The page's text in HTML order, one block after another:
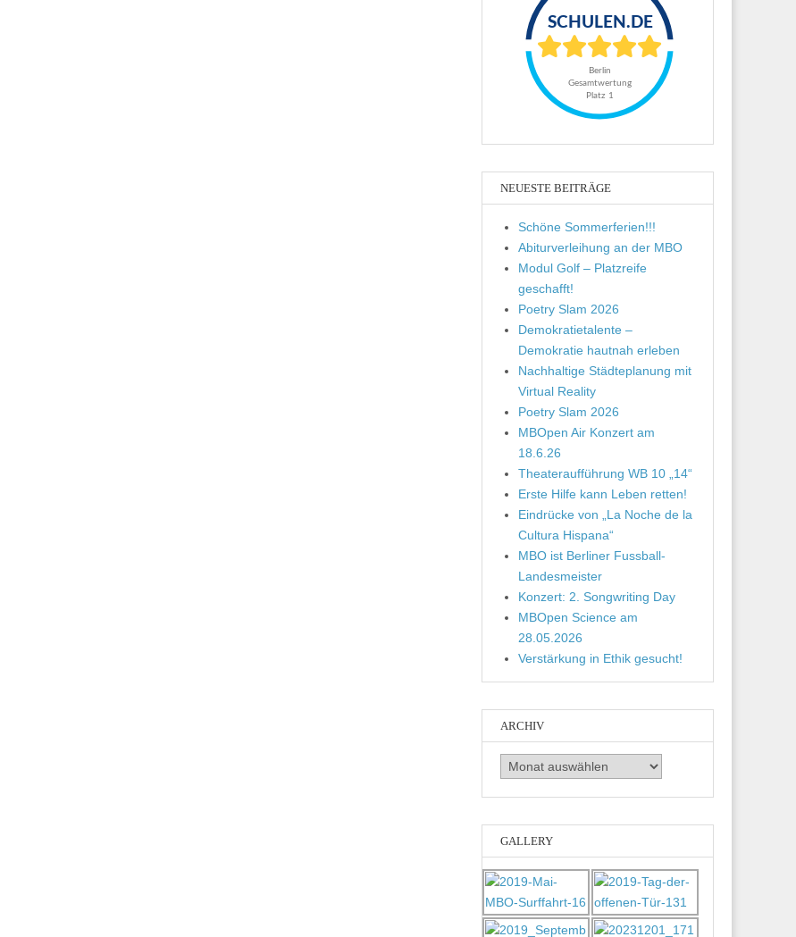
NEUESTE BEITRÄGE
Schöne Sommerferien!!!
Abiturverleihung an der MBO
Modul Golf – Platzreife
geschafft!
Poetry Slam 2026
Demokratietalente –
Demokratie hautnah erleben
Nachhaltige Städteplanung mit
Virtual Reality
Poetry Slam 2026
MBOpen Air Konzert am
18.6.26
Theateraufführung WB 10 „14“
Erste Hilfe kann Leben retten!
Eindrücke von „La Noche de la
Cultura Hispana“
MBO ist Berliner Fussball-
Landesmeister
Konzert: 2. Songwriting Day
MBOpen Science am
28.05.2026
Verstärkung in Ethik gesucht!
ARCHIV
Archiv
GALLERY